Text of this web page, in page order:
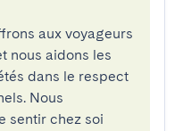
aux voyageurs
nous aidons les
dans le respect
Nous
sentir chez soi